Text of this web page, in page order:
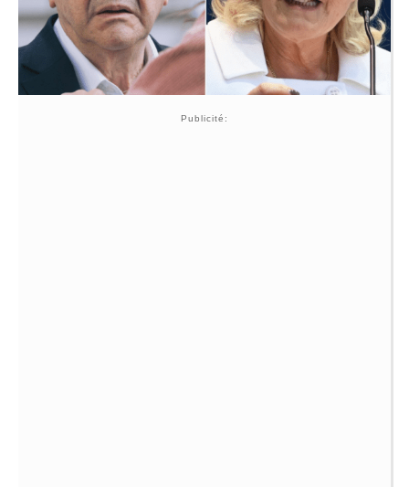
Publicité: